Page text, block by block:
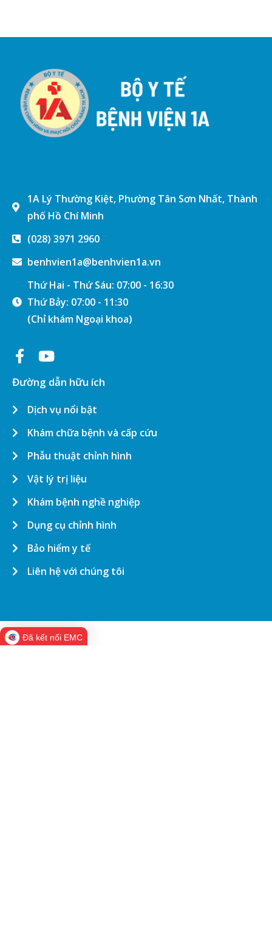
1A Lý Thường Kiệt, Phường Tân Sơn Nhất, Thành
phố Hồ Chí Minh
(028) 3971 2960
benhvien1a@benhvien1a.vn
Thứ Hai - Thứ Sáu: 07:00 - 16:30
Thứ Bảy: 07:00 - 11:30
(Chỉ khám Ngoại khoa)
Đường dẫn hữu ích
Dịch vụ nổi bật
Khám chữa bệnh và cấp cứu
Phẫu thuật chỉnh hình
Vật lý trị liệu
Khám bệnh nghề nghiệp
Dụng cụ chỉnh hình
Bảo hiểm y tế
Liên hệ với chúng tôi
Đã kết nối EMC